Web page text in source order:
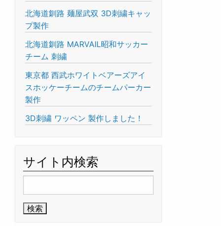
北海道釧路 麺屋武双 3D刺繍キャッ
プ製作
北海道釧路 MARVAIL昭和サッカー
チーム 刺繍
東京都 西武ホワイトベアーズアイ
スホッケーチームのチームパーカー
製作
3D刺繍 ワッペン 製作しました！
サイト内検索
索: